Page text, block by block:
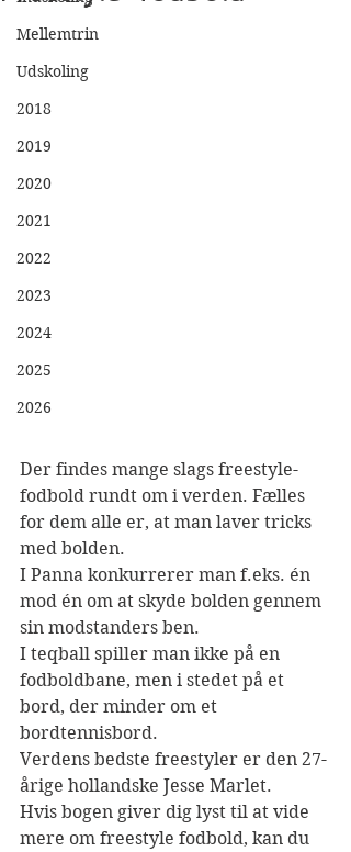
Mellemtrin
Udskoling
2018
2019
2020
2021
2022
2023
2024
2025
2026
Der findes mange slags freestyle-
fodbold rundt om i verden. Fælles
for dem alle er, at man laver tricks
med bolden.
I Panna konkurrerer man f.eks. én
mod én om at skyde bolden gennem
sin modstanders ben.
I teqball spiller man ikke på en
fodboldbane, men i stedet på et
bord, der minder om et
bordtennisbord.
Verdens bedste freestyler er den 27-
årige hollandske Jesse Marlet.
Hvis bogen giver dig lyst til at vide
mere om freestyle fodbold, kan du